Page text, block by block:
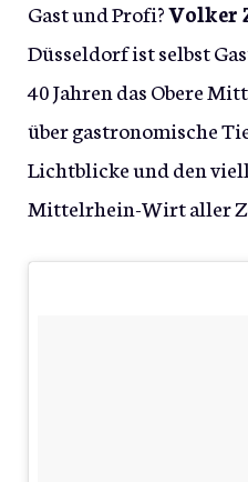
Gast und Profi?Volker
Düsseldorf ist selbst
40 Jahren das Obere
über gastronomische
Lichtblicke und den
Mittelrhein-Wirt aller